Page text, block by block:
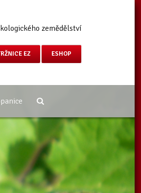
zemědělství
EZ ESHOP